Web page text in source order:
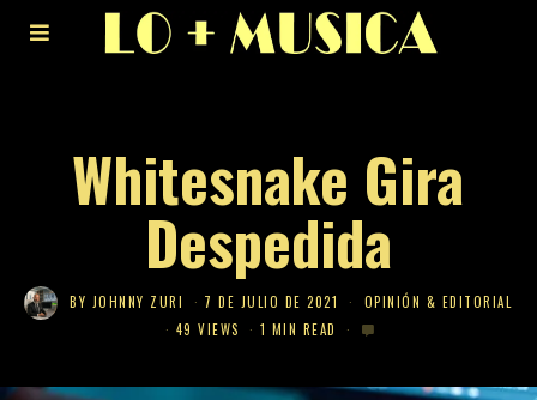
Whitesnake Gira
Despedida
BY JOHNNY ZURI 7 DE JULIO DE 2021
OPINIÓN & EDITORIAL
49 VIEWS
1 MIN READ